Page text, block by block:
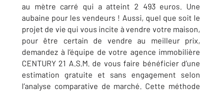
au mètre carré qui a atteint 2 493 euros. Une
aubaine pour les vendeurs ! Aussi, quel que soit le
projet de vie qui vous incite à vendre votre maison,
pour être certain de vendre au meilleur prix,
demandez à l’équipe de votre agence immobilière
CENTURY 21 A.S.M. de vous faire bénéficier d’une
estimation gratuite et sans engagement selon
l’analyse comparative de marché. Cette méthode